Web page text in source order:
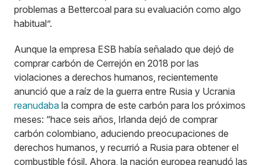
problemas a Bettercoal para su evaluación como algo
habitual”.
Aunque la empresa ESB había señalado que dejó de
comprar carbón de Cerrejón en 2018 por las
violaciones a derechos humanos, recientemente
anunció que a raíz de la guerra entre Rusia y Ucrania
reanudaba la compra de este carbón para los próximos
meses: “hace seis años, Irlanda dejó de comprar
carbón colombiano, aduciendo preocupaciones de
derechos humanos, y recurrió a Rusia para obtener el
combustible fósil. Ahora, la nación europea reanudó las